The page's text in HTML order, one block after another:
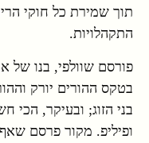
תוך שמירת כל חוקי
התקהלויות.
פורסם שוולפי, בנו של
בטקס ההורים יורק
בני הזוג; ובעיקר, הכי
ופיליפ. מקור פרסם